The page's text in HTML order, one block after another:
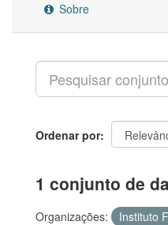
Sobre
Ordenar por
1 conjunto de
Organizações:
Instituto